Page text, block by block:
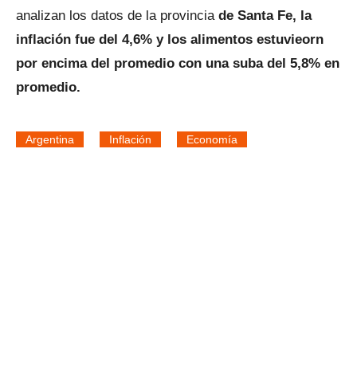
analizan los datos de la provincia de Santa Fe, la
inflación fue del 4,6% y los alimentos estuvieorn
por encima del promedio con una suba del 5,8% en
promedio.
Argentina Inflación Economía